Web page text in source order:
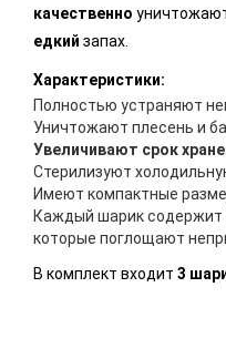
качественно
едкий запах.
Характеристики:
Полностью устраняют
Уничтожают плесень и
Увеличивают срок
Стерилизуют
Имеют компактные
Каждый шарик содержит
которые поглощают
В комплект входит 3